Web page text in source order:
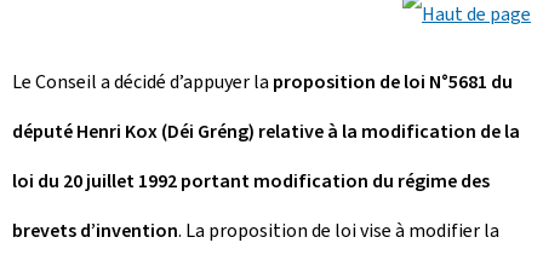
Le Conseil a décidé d’appuyer la proposition de loi N°5681 du
député Henri Kox (Déi Gréng) relative à la modification de la
loi du 20 juillet 1992 portant modification du régime des
brevets d’invention. La proposition de loi vise à modifier la